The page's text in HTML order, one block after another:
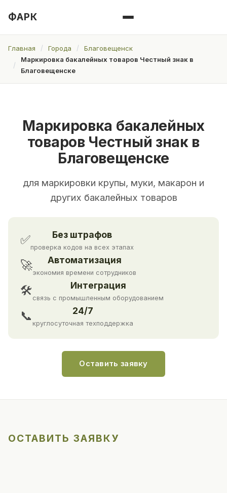
ФАРК
Главная Города
Благовещенск
Маркировка бакалейных товаров Честный знак в
Благовещенске
Маркировка бакалейных
товаров Честный знак в
Благовещенске
для маркировки крупы, муки, макарон и
других бакалейных товаров
✅ Без штрафов
проверка кодов на всех этапах
🚀 Автоматизация
экономия времени сотрудников
🛠 Интеграция
связь с промышленным оборудованием
📞 24/7
круглосуточная техподдержка
Оставить заявку
ОСТАВИТЬ ЗАЯВКУ